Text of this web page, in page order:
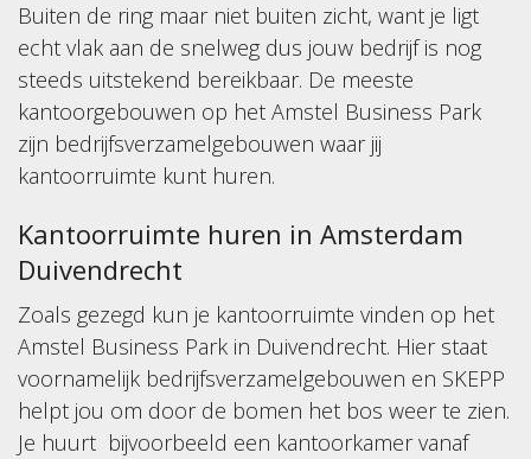
Buiten de ring maar niet buiten zicht, want je ligt
echt vlak aan de snelweg dus jouw bedrijf is nog
steeds uitstekend bereikbaar. De meeste
kantoorgebouwen op het Amstel Business Park
zijn bedrijfsverzamelgebouwen waar jij
kantoorruimte kunt huren.
Kantoorruimte huren in Amsterdam
Duivendrecht
Zoals gezegd kun je kantoorruimte vinden op het
Amstel Business Park in Duivendrecht. Hier staat
voornamelijk bedrijfsverzamelgebouwen en SKEPP
helpt jou om door de bomen het bos weer te zien.
Je huurt bijvoorbeeld een kantoorkamer vanaf